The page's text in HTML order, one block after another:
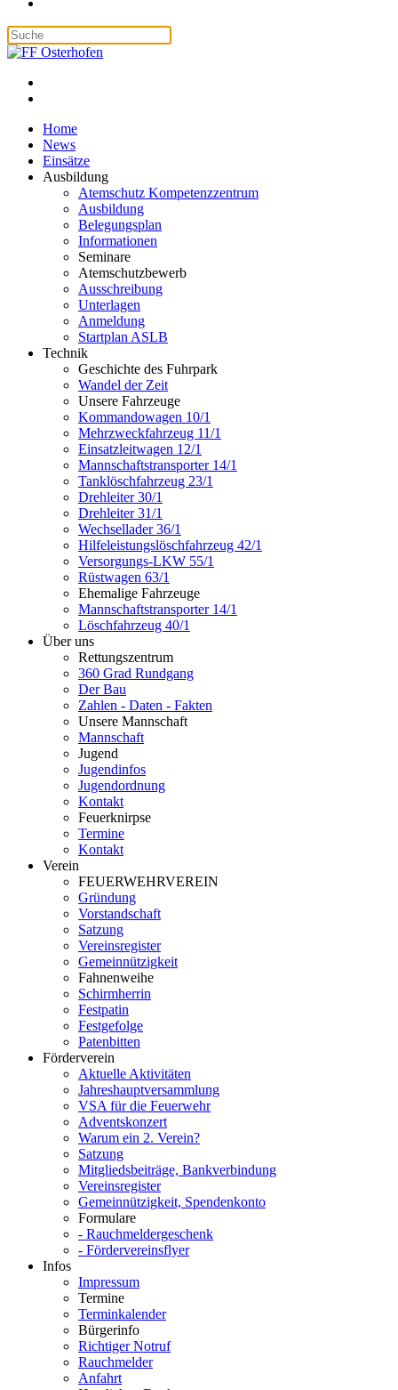
Home
News
Einsätze
Ausbildung
Atemschutz Kompetenzzentrum
Ausbildung
Belegungsplan
Informationen
Seminare
Atemschutzbewerb
Ausschreibung
Unterlagen
Anmeldung
Startplan ASLB
Technik
Geschichte des Fuhrpark
Wandel der Zeit
Unsere Fahrzeuge
Kommandowagen 10/1
Mehrzweckfahrzeug 11/1
Einsatzleitwagen 12/1
Mannschaftstransporter 14/1
Tanklöschfahrzeug 23/1
Drehleiter 30/1
Drehleiter 31/1
Wechsellader 36/1
Hilfeleistungslöschfahrzeug 42/1
Versorgungs-LKW 55/1
Rüstwagen 63/1
Ehemalige Fahrzeuge
Mannschaftstransporter 14/1
Löschfahrzeug 40/1
Über uns
Rettungszentrum
360 Grad Rundgang
Der Bau
Zahlen - Daten - Fakten
Unsere Mannschaft
Mannschaft
Jugend
Jugendinfos
Jugendordnung
Kontakt
Feuerknirpse
Termine
Kontakt
Verein
FEUERWEHRVEREIN
Gründung
Vorstandschaft
Satzung
Vereinsregister
Gemeinnützigkeit
Fahnenweihe
Schirmherrin
Festpatin
Festgefolge
Patenbitten
Förderverein
Aktuelle Aktivitäten
Jahreshauptversammlung
VSA für die Feuerwehr
Adventskonzert
Warum ein 2. Verein?
Satzung
Mitgliedsbeiträge, Bankverbindung
Vereinsregister
Gemeinnützigkeit, Spendenkonto
Formulare
- Rauchmeldergeschenk
- Fördervereinsflyer
Infos
Impressum
Termine
Terminkalender
Bürgerinfo
Richtiger Notruf
Rauchmelder
Anfahrt